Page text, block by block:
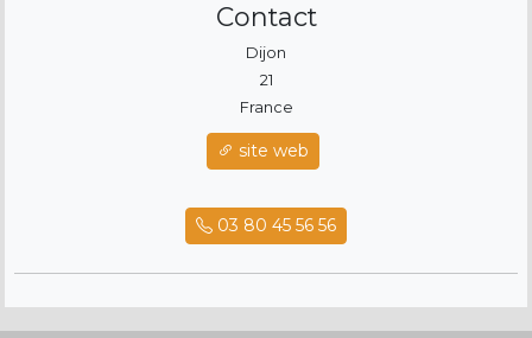
Contact
Dijon
21
France
site web
03 80 45 56 56